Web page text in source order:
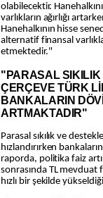
olabilecektir.
varlıkların ağırlığı
Hanehalkının hisse
alternatif finansal
etmektedir."
"PARASAL SIKILIK
ÇERÇEVE TÜRK
BANKALARIN
ARTMAKTADIR"
Parasal sıkılık ve
hızlandırırken
raporda, politika faiz
sonrasında TL mevduat
hızlı bir şekilde